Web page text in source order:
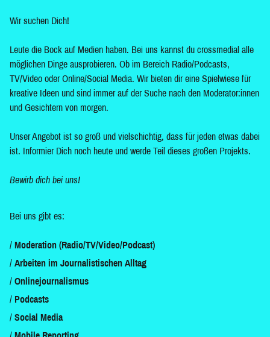
Wir suchen Dich!
Leute die Bock auf Medien haben. Bei uns kannst du crossmedial alle
möglichen Dinge ausprobieren. Ob im Bereich Radio/Podcasts,
TV/Video oder Online/Social Media. Wir bieten dir eine Spielwiese für
kreative Ideen und sind immer auf der Suche nach den Moderator:innen
und Gesichtern von morgen.
Unser Angebot ist so groß und vielschichtig, dass für jeden etwas dabei
ist. Informier Dich noch heute und werde Teil dieses großen Projekts.
Bewirb dich bei uns!
Bei uns gibt es:
Moderation (Radio/TV/Video/Podcast)
Arbeiten im Journalistischen Alltag
Onlinejournalismus
Podcasts
Social Media